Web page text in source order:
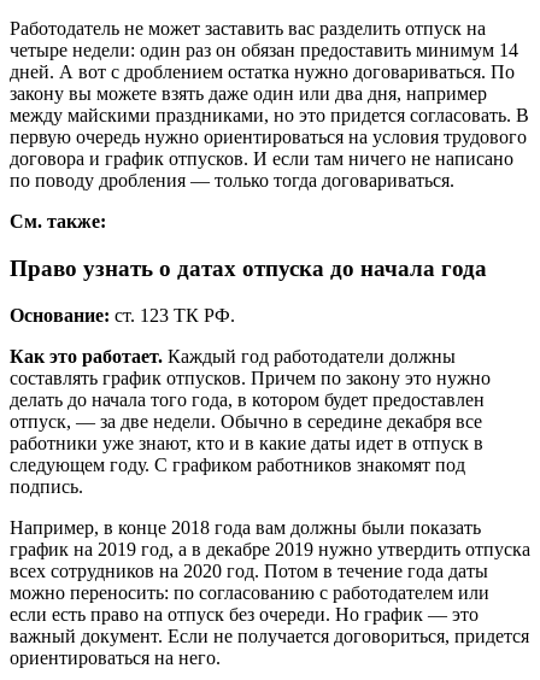
Работодатель не может заставить вас разделить отпуск на
четыре недели: один раз он обязан предоставить минимум 14
дней. А вот с дроблением остатка нужно договариваться. По
закону вы можете взять даже один или два дня, например
между майскими праздниками, но это придется согласовать. В
первую очередь нужно ориентироваться на условия трудового
договора и график отпусков. И если там ничего не написано
по поводу дробления — только тогда договариваться.
См. также:
Право узнать о датах отпуска до начала года
Основание: ст. 123 ТК РФ.
Как это работает. Каждый год работодатели должны
составлять график отпусков. Причем по закону это нужно
делать до начала того года, в котором будет предоставлен
отпуск, — за две недели. Обычно в середине декабря все
работники уже знают, кто и в какие даты идет в отпуск в
следующем году. С графиком работников знакомят под
подпись.
Например, в конце 2018 года вам должны были показать
график на 2019 год, а в декабре 2019 нужно утвердить отпуска
всех сотрудников на 2020 год. Потом в течение года даты
можно переносить: по согласованию с работодателем или
если есть право на отпуск без очереди. Но график — это
важный документ. Если не получается договориться, придется
ориентироваться на него.